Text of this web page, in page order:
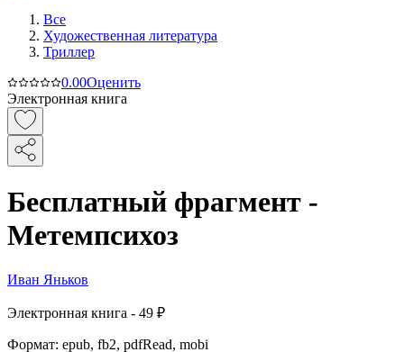
Все
Художественная литература
Триллер
0.00Оценить
Электронная книга
Бесплатный фрагмент -
Метемпсихоз
Иван Яньков
Электронная книга - 49 ₽
Формат: epub, fb2, pdfRead, mobi